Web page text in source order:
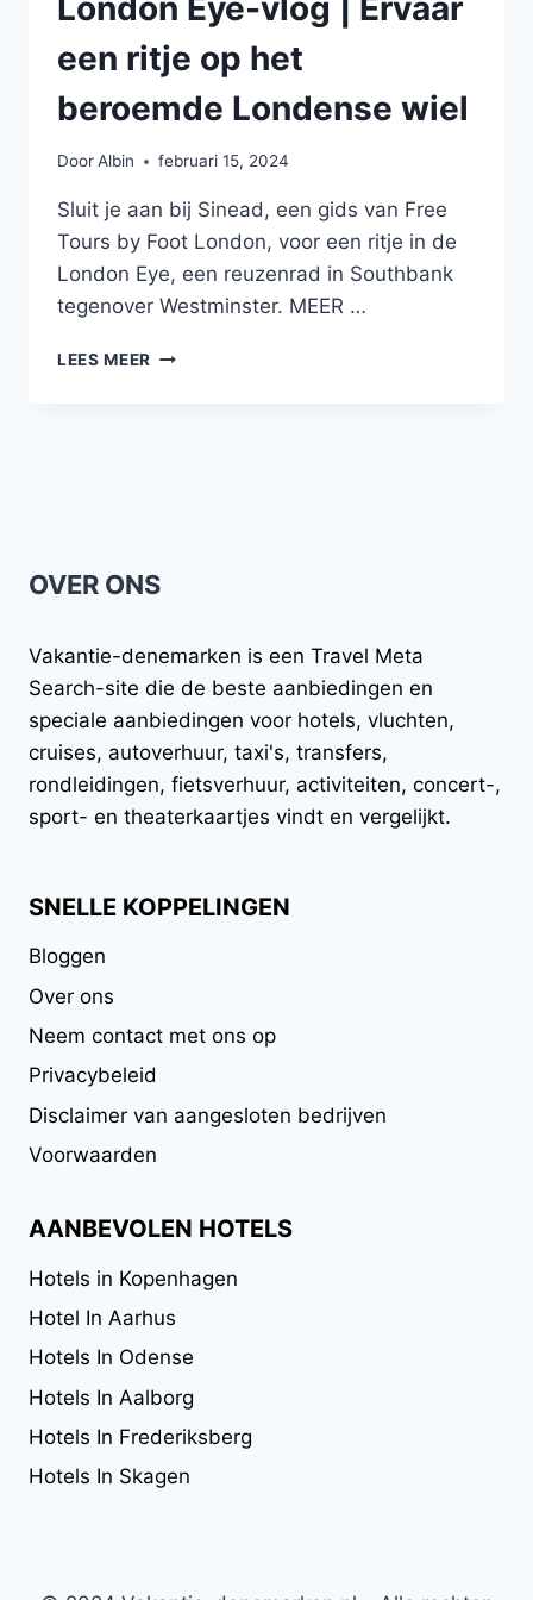
een ritje op het
beroemde Londense wiel
DoorAlbin februari 15, 2024
Sluit je aan bij Sinead, een gids van Free
Tours by Foot London, voor een ritje in de
London Eye, een reuzenrad in Southbank
tegenover Westminster. MEER …
LEES MEER LONDON
BEROEMDE
OVER ONS
Vakantie-denemarken is een Travel Meta
Search-site die de beste aanbiedingen en
speciale aanbiedingen voor hotels, vluchten,
cruises, autoverhuur, taxi's, transfers,
rondleidingen, fietsverhuur, activiteiten, concert-,
sport- en theaterkaartjes vindt en vergelijkt.
SNELLE KOPPELINGEN
Bloggen
Over ons
Neem contact met ons op
Privacybeleid
Disclaimer van aangesloten bedrijven
Voorwaarden
AANBEVOLEN HOTELS
Hotels in Kopenhagen
Hotel In Aarhus
Hotels In Odense
Hotels In Aalborg
Hotels In Frederiksberg
Hotels In Skagen